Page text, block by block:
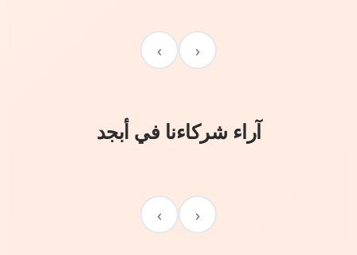
‹
›
آراء شركاءنا في أبجد
‹
›